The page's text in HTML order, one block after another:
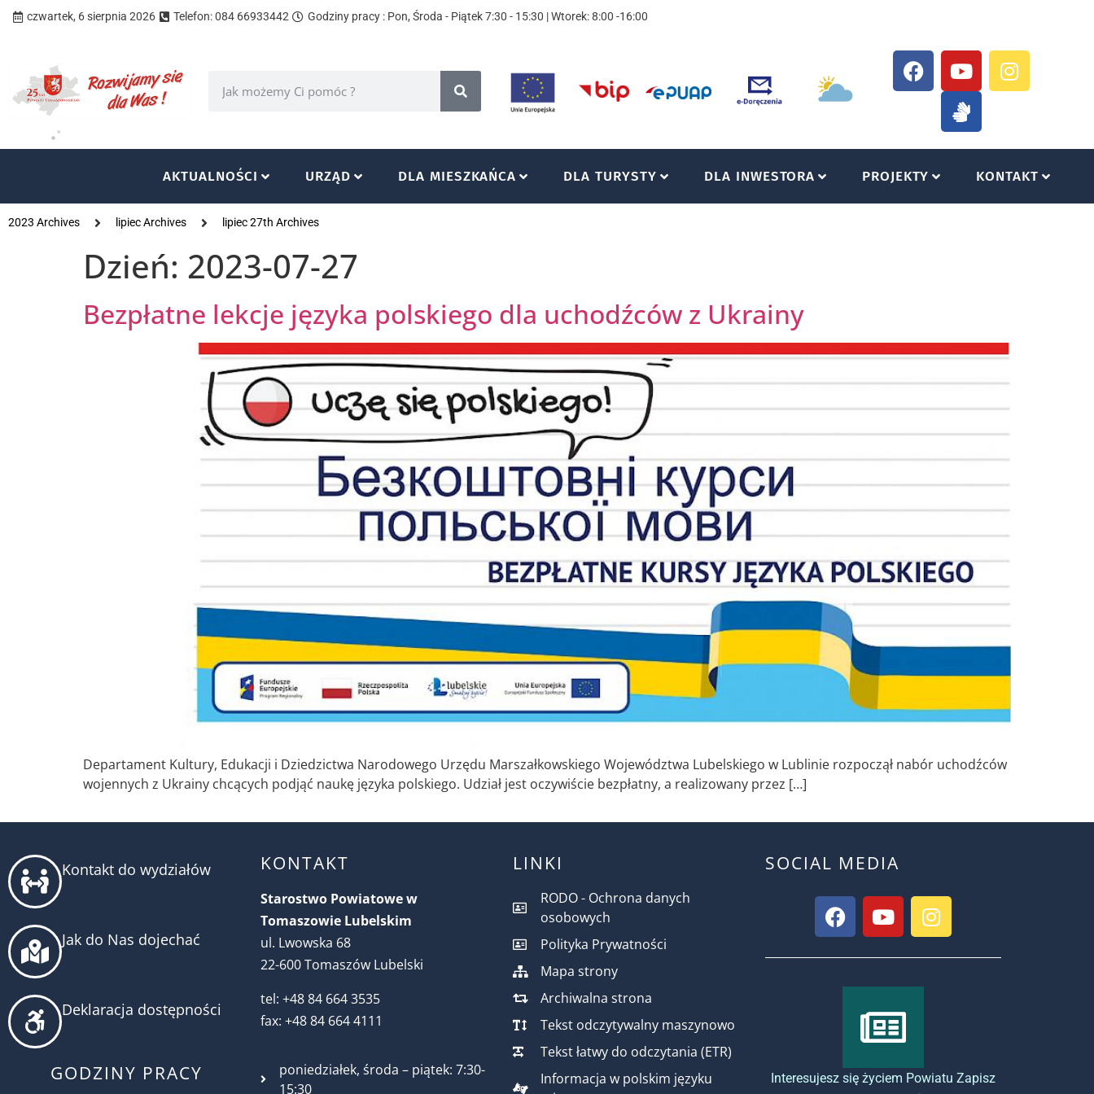
czwartek, 6 sierpnia 2026 Telefon: 084 66933442 Godziny pracy : Pon, Środa - Piątek 7:30 - 15:30 | Wtorek: 8:00 -16:00
AKTUALNOŚCI URZĄD DLA MIESZKAŃCA DLA TURYSTY DLA INWESTORA PROJEKTY KONTAKT
2023 Archives lipiec Archives lipiec 27th Archives
Dzień: 2023-07-27
Bezpłatne lekcje języka polskiego dla uchodźców z Ukrainy
Departament Kultury, Edukacji i Dziedzictwa Narodowego Urzędu Marszałkowskiego Województwa Lubelskiego w Lublinie rozpoczął nabór uchodźców
wojennych z Ukrainy chcących podjąć naukę języka polskiego. Udział jest oczywiście bezpłatny, a realizowany przez […]
Kontakt do wydziałów
Jak do Nas dojechać
Deklaracja dostępności
GODZINY PRACY
KONTAKT
Starostwo Powiatowe w
Tomaszowie Lubelskim
ul. Lwowska 68
22-600 Tomaszów Lubelski
tel: +48 84 664 3535
fax: +48 84 664 4111
poniedziałek, środa – piątek: 7:30-
15:30
LINKI
RODO - Ochrona danych
osobowych
Polityka Prywatności
Mapa strony
Archiwalna strona
Tekst odczytywalny maszynowo
Tekst łatwy do odczytania (ETR)
Informacja w polskim języku
SOCIAL MEDIA
Interesujesz się życiem Powiatu Zapisz